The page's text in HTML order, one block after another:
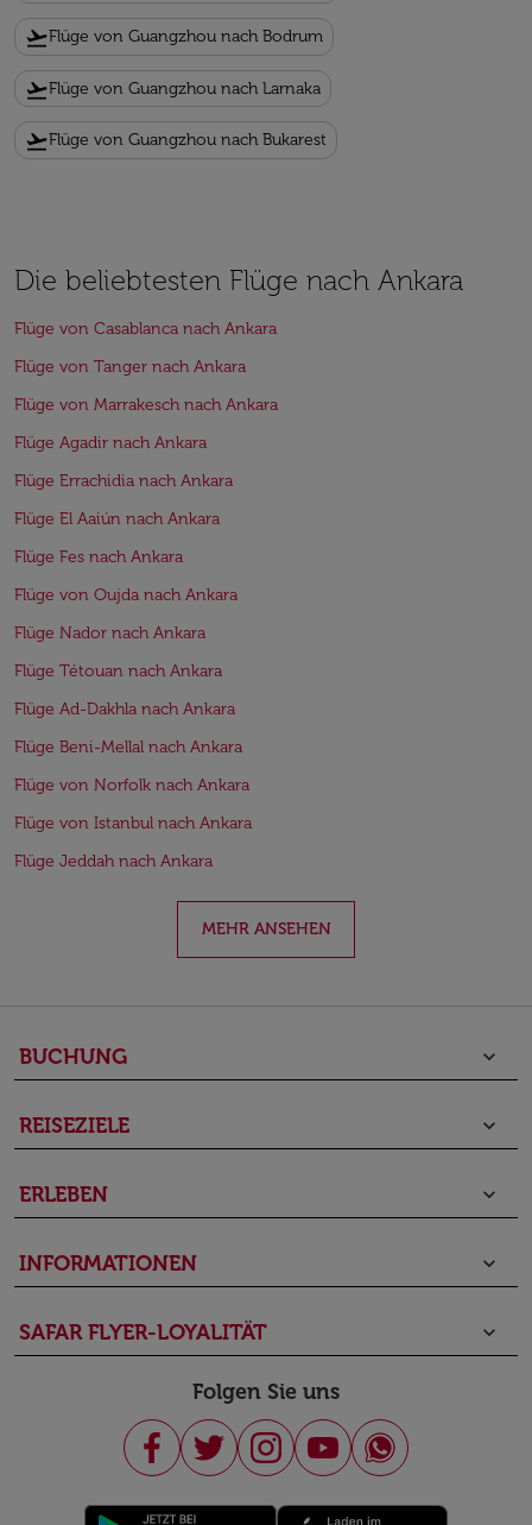
flight_takeoffFlüge von Guangzhou nach Bodrum
flight_takeoffFlüge von Guangzhou nach Larnaka
flight_takeoffFlüge von Guangzhou nach Bukarest
Die beliebtesten Flüge nach Ankara
Flüge von Casablanca nach Ankara
Flüge von Tanger nach Ankara
Flüge von Marrakesch nach Ankara
Flüge Agadir nach Ankara
Flüge Errachidia nach Ankara
Flüge El Aaiún nach Ankara
Flüge Fes nach Ankara
Flüge von Oujda nach Ankara
Flüge Nador nach Ankara
Flüge Tétouan nach Ankara
Flüge Ad-Dakhla nach Ankara
Flüge Beni-Mellal nach Ankara
Flüge von Norfolk nach Ankara
Flüge von Istanbul nach Ankara
Flüge Jeddah nach Ankara
MEHR ANSEHEN
BUCHUNG keyboard_arrow_down
REISEZIELE keyboard_arrow_down
ERLEBEN keyboard_arrow_down
INFORMATIONEN keyboard_arrow_down
SAFAR FLYER-LOYALITÄT keyboard_arrow_down
Folgen Sie uns